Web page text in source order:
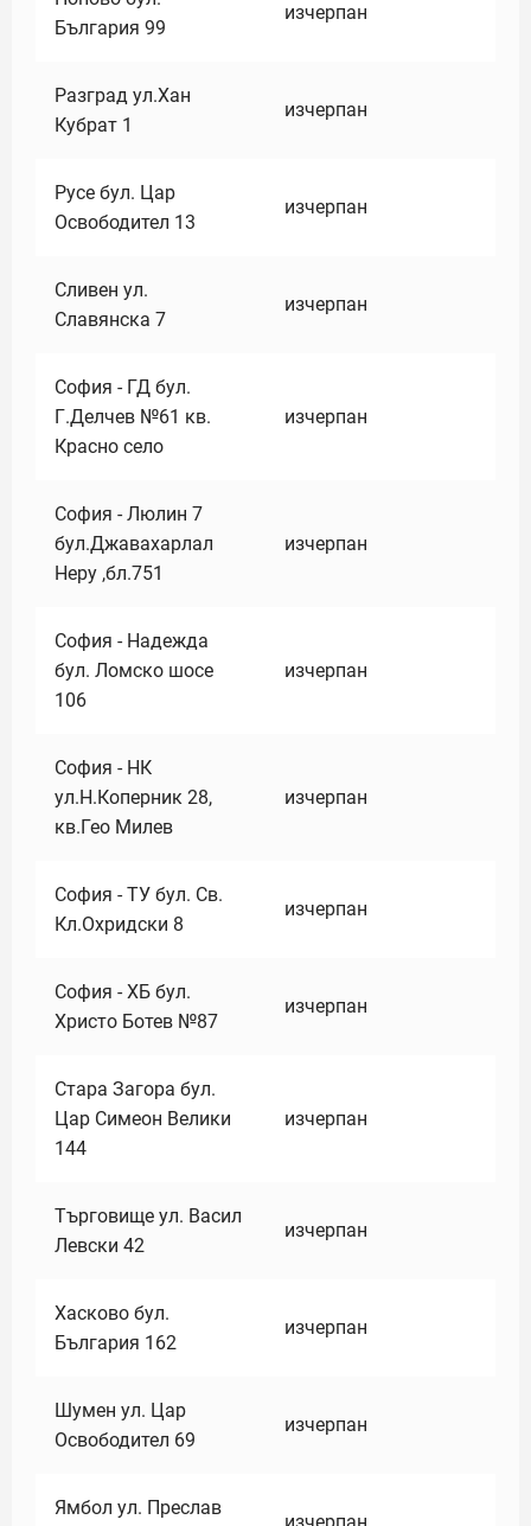
България 99
изчерпан
Разград ул.Хан
Кубрат 1
изчерпан
Русе бул. Цар
Освободител 13
изчерпан
Сливен ул.
Славянска 7
изчерпан
София - ГД бул.
Г.Делчев №61 кв.
Красно село
изчерпан
София - Люлин 7
бул.Джавахарлал
Неру ,бл.751
изчерпан
София - Надежда
бул. Ломско шосе
106
изчерпан
София - НК
ул.Н.Коперник 28,
кв.Гео Милев
изчерпан
София - ТУ бул. Св.
Кл.Охридски 8
изчерпан
София - ХБ бул.
Христо Ботев №87
изчерпан
Стара Загора бул.
Цар Симеон Велики
144
изчерпан
Търговище ул. Васил
Левски 42
изчерпан
Хасково бул.
България 162
изчерпан
Шумен ул. Цар
Освободител 69
изчерпан
Ямбол ул. Преслав